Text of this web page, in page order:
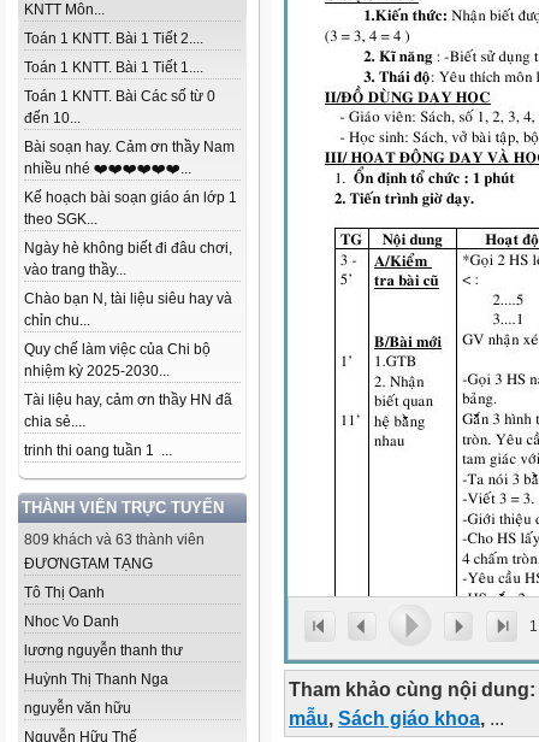
KNTT Môn...
Toán 1 KNTT. Bài 1 Tiết 2....
Toán 1 KNTT. Bài 1 Tiết 1....
Toán 1 KNTT. Bài Các số từ 0
đến 10...
Bài soạn hay. Cảm ơn thầy Nam
nhiều nhé ❤️❤️❤️❤️❤️❤️...
Kế hoạch bài soạn giáo án lớp 1
theo SGK...
Ngày hè không biết đi đâu chơi,
vào trang thầy...
Chào bạn N, tài liệu siêu hay và
chỉn chu...
Quy chế làm việc của Chi bộ
nhiệm kỳ 2025-2030...
Tài liệu hay, cảm ơn thầy HN đã
chia sẻ....
trinh thi oang tuần 1 ...
THÀNH VIÊN TRỰC TUYẾN
809 khách và 63 thành viên
ĐƯƠNGTAM TẠNG
Tô Thị Oanh
Nhoc Vo Danh
lương nguyễn thanh thư
Huỳnh Thị Thanh Nga
nguyễn văn hữu
Nguyễn Hữu Thế
1
Tham khảo cùng nội dung:
mẫu, Sách giáo khoa, ...